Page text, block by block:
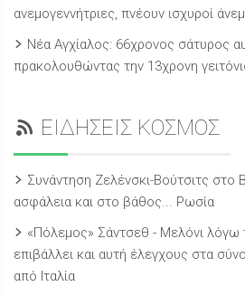
ανεμογεννήτριες, πνέουν ισχυροί
Νέα Αγχίαλος: 66χρονος σάτυρος
πρακολουθώντας την 13χρονη
ΕΙΔΗΣΕΙΣ ΚΟΣΜΟΣ
Συνάντηση Ζελένσκι-Βούτσιτς στο
ασφάλεια και στο βάθος... Ρωσία
«Πόλεμος» Σάντσεθ - Μελόνι λόγω
επιβάλλει και αυτή έλεγχους στα
από Ιταλία